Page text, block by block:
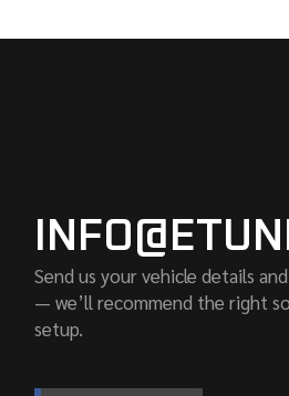
Send us your vehicle details
— we’ll recommend the right
setup.